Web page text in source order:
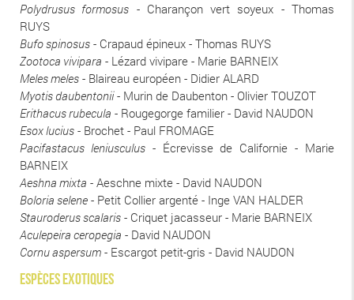
Polydrusus formosus - Charançon vert soyeux - Thomas
RUYS
Bufo spinosus - Crapaud épineux - Thomas RUYS
Zootoca vivipara - Lézard vivipare - Marie BARNEIX
Meles meles - Blaireau européen - Didier ALARD
Myotis daubentonii- Murin de Daubenton - Olivier TOUZOT
Erithacus rubecula - Rougegorge familier - David NAUDON
Esox lucius - Brochet - Paul FROMAGE
Pacifastacus leniusculus- Écrevisse de Californie - Marie
BARNEIX
Aeshna mixta - Aeschne mixte - David NAUDON
Boloria selene - Petit Collier argenté - Inge VAN HALDER
Stauroderus scalaris - Criquet jacasseur - Marie BARNEIX
Aculepeira ceropegia - David NAUDON
Cornu aspersum - Escargot petit-gris - David NAUDON
ESPÈCES EXOTIQUES